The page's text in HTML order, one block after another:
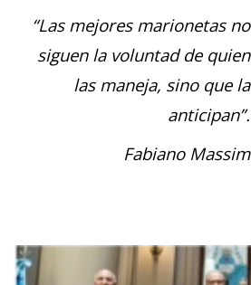
“Las mejores marionetas no
siguen la voluntad de quien
las maneja, sino que la
anticipan”.
Fabiano Massim